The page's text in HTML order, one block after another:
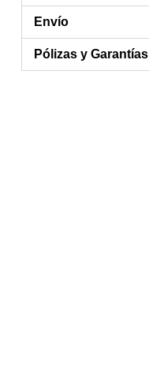
Envío
Pólizas y Garantías